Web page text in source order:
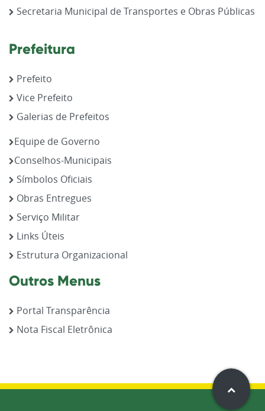
Secretaria Municipal de Transportes e Obras Públicas
Prefeitura
Prefeito
Vice Prefeito
Galerias de Prefeitos
Equipe de Governo
Conselhos-Municipais
Símbolos Oficiais
Obras Entregues
Serviço Militar
Links Úteis
Estrutura Organizacional
Outros Menus
Portal Transparência
Nota Fiscal Eletrônica